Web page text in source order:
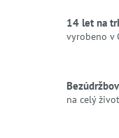
14 let na
vyrobeno v
na celý život